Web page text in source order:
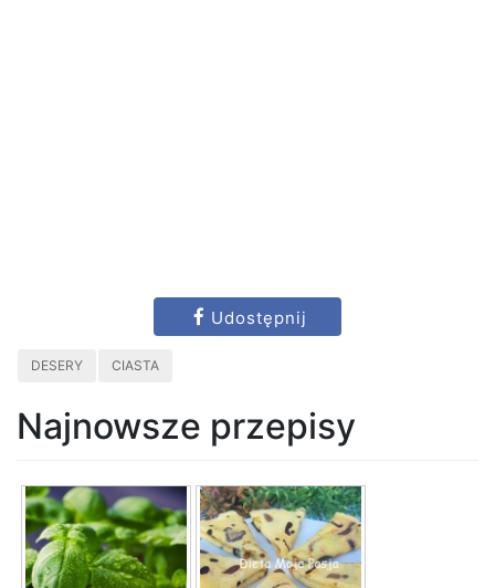
Udostępnij
DESERY CIASTA
Najnowsze przepisy